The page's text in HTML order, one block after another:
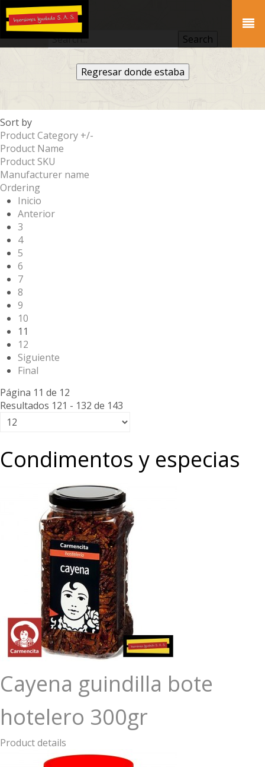
Regresar donde estaba
Sort by
Product Category +/-
Product Name
Product SKU
Manufacturer name
Ordering
Inicio
Anterior
3
4
5
6
7
8
9
10
11
12
Siguiente
Final
Página 11 de 12
Resultados 121 - 132 de 143
Condimentos y especias
Cayena guindilla bote
hotelero 300gr
Product details